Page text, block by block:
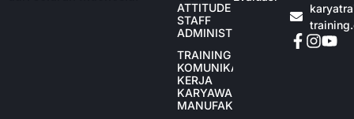
ATTITUDE
STAFF
ADMINISTRASI
TRAINING
KOMUNIKASI
KERJA
KARYAWAN
MANUFAKTUR